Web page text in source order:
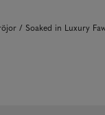
Soaked in Luxury